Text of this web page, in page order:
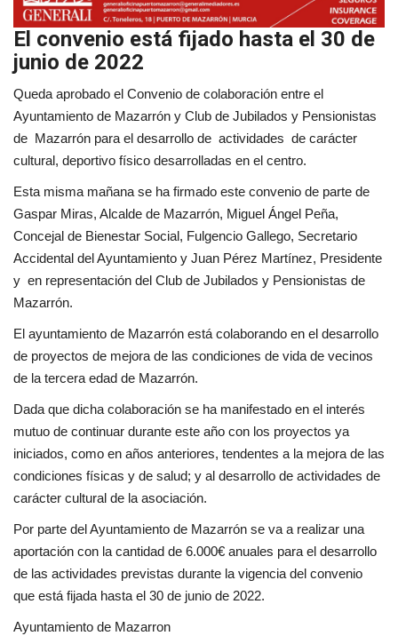
El convenio está fijado hasta el 30 de
junio de 2022
Queda aprobado el Convenio de colaboración entre el
Ayuntamiento de Mazarrón y Club de Jubilados y Pensionistas
de Mazarrón para el desarrollo de actividades de carácter
cultural, deportivo físico desarrolladas en el centro.
Esta misma mañana se ha firmado este convenio de parte de
Gaspar Miras, Alcalde de Mazarrón, Miguel Ángel Peña,
Concejal de Bienestar Social, Fulgencio Gallego, Secretario
Accidental del Ayuntamiento y Juan Pérez Martínez, Presidente
y en representación del Club de Jubilados y Pensionistas de
Mazarrón.
El ayuntamiento de Mazarrón está colaborando en el desarrollo
de proyectos de mejora de las condiciones de vida de vecinos
de la tercera edad de Mazarrón.
Dada que dicha colaboración se ha manifestado en el interés
mutuo de continuar durante este año con los proyectos ya
iniciados, como en años anteriores, tendentes a la mejora de las
condiciones físicas y de salud; y al desarrollo de actividades de
carácter cultural de la asociación.
Por parte del Ayuntamiento de Mazarrón se va a realizar una
aportación con la cantidad de 6.000€ anuales para el desarrollo
de las actividades previstas durante la vigencia del convenio
que está fijada hasta el 30 de junio de 2022.
Ayuntamiento de Mazarron